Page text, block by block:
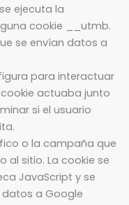
ejecuta la
cookie __utmb.
se envían datos a
para interactuar
actuaba junto
si el usuario
o la campaña que
al sitio. La cookie se
JavaScript y se
a Google